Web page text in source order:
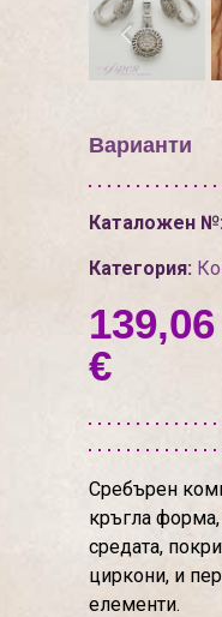
Варианти
Каталожен
Категория:
€
Сребърен
кръгла
средата,
циркони, и
елементи.